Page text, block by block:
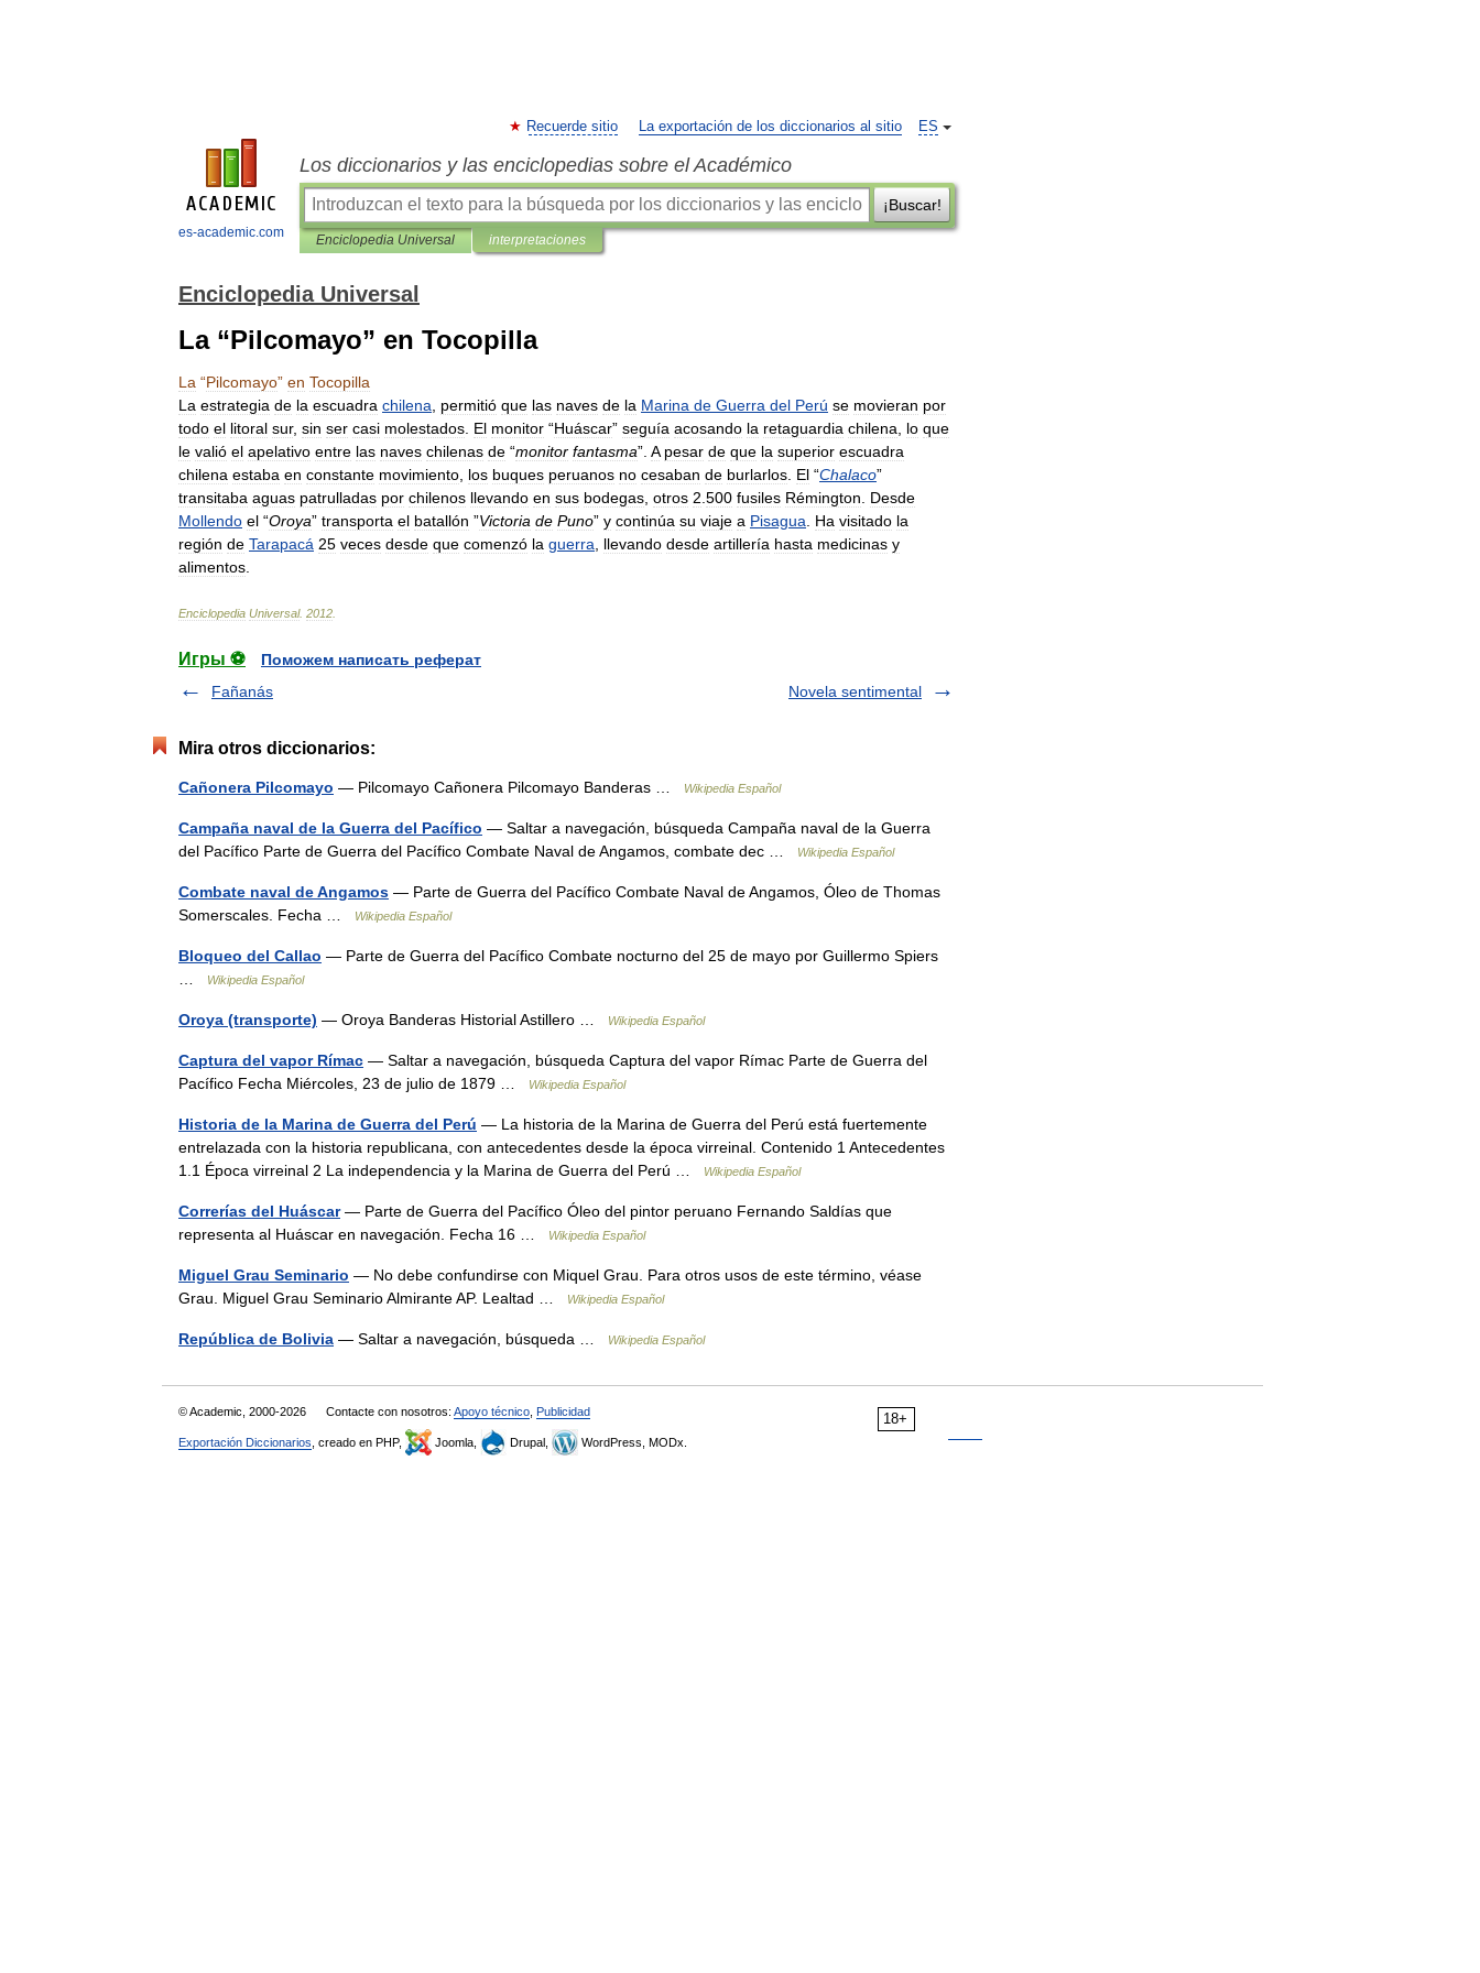
es-academic.com
ES
Recuerde sitio La exportación de los diccionarios al sitio
Los diccionarios y las enciclopedias sobre el Académico
¡Buscar!
Enciclopedia Universal interpretaciones
Enciclopedia Universal
La “Pilcomayo” en Tocopilla
La “Pilcomayo” en Tocopilla
La estrategia de la escuadra chilena permitió que las naves de la Marina de Guerra del Perú se movieran por
todo el litoral sur, sin ser casi molestados El monitor “Huáscar” seguía acosando la retaguardia chilena lo que
le valió el apelativo entre las naves chilenas de “monitor fantasma”. A pesar de que la superior escuadra
chilena estaba en constante movimiento los buques peruanos no cesaban de burlarlos El “Chalaco”
transitaba aguas patrulladas por chilenos llevando en sus bodegas otros 2 500 fusiles Rémington
Desde
Mollendo el “Oroya” transporta el batallón ”Victoria de Puno” y continúa su viaje a Pisagua Ha visitado la
región de Tarapacá 25 veces desde que comenzó la guerra llevando desde artillería hasta medicinas y
alimentos
Enciclopedia Universal. 2012
Игры ⚽
Поможем написать реферат
Fañanás
Novela sentimental
Mira otros diccionarios:
Cañonera Pilcomayo — Pilcomayo Cañonera Pilcomayo Banderas … Wikipedia Español
Campaña naval de la Guerra del Pacífico — Saltar a navegación, búsqueda Campaña naval de la Guerra
del Pacífico Parte de Guerra del Pacífico Combate Naval de Angamos, combate dec …
Wikipedia Español
Combate naval de Angamos — Parte de Guerra del Pacífico Combate Naval de Angamos, Óleo de Thomas
Somerscales. Fecha …
Wikipedia Español
Bloqueo del Callao — Parte de Guerra del Pacífico Combate nocturno del 25 de mayo por Guillermo Spiers
Wikipedia Español
Oroya (transporte) — Oroya Banderas Historial Astillero … Wikipedia Español
Captura del vapor Rímac — Saltar a navegación, búsqueda Captura del vapor Rímac Parte de Guerra del
Pacífico Fecha Miércoles, 23 de julio de 1879 …
Wikipedia Español
Historia de la Marina de Guerra del Perú — La historia de la Marina de Guerra del Perú está fuertemente
entrelazada con la historia republicana, con antecedentes desde la época virreinal. Contenido 1 Antecedentes
1.1 Época virreinal 2 La independencia y la Marina de Guerra del Perú …
Wikipedia Español
Correrías del Huáscar— Parte de Guerra del Pacífico Óleo del pintor peruano Fernando Saldías que
representa al Huáscar en navegación. Fecha 16 …
Wikipedia Español
Miguel Grau Seminario — No debe confundirse con Miquel Grau. Para otros usos de este término, véase
Grau. Miguel Grau Seminario Almirante AP. Lealtad …
Wikipedia Español
República de Bolivia — Saltar a navegación, búsqueda … Wikipedia Español
18+
© Academic, 2000-2026 Contacte con nosotros: Apoyo técnico Publicidad
Exportación Diccionarios , creado en PHP, Joomla, Drupal, WordPress, MODx.